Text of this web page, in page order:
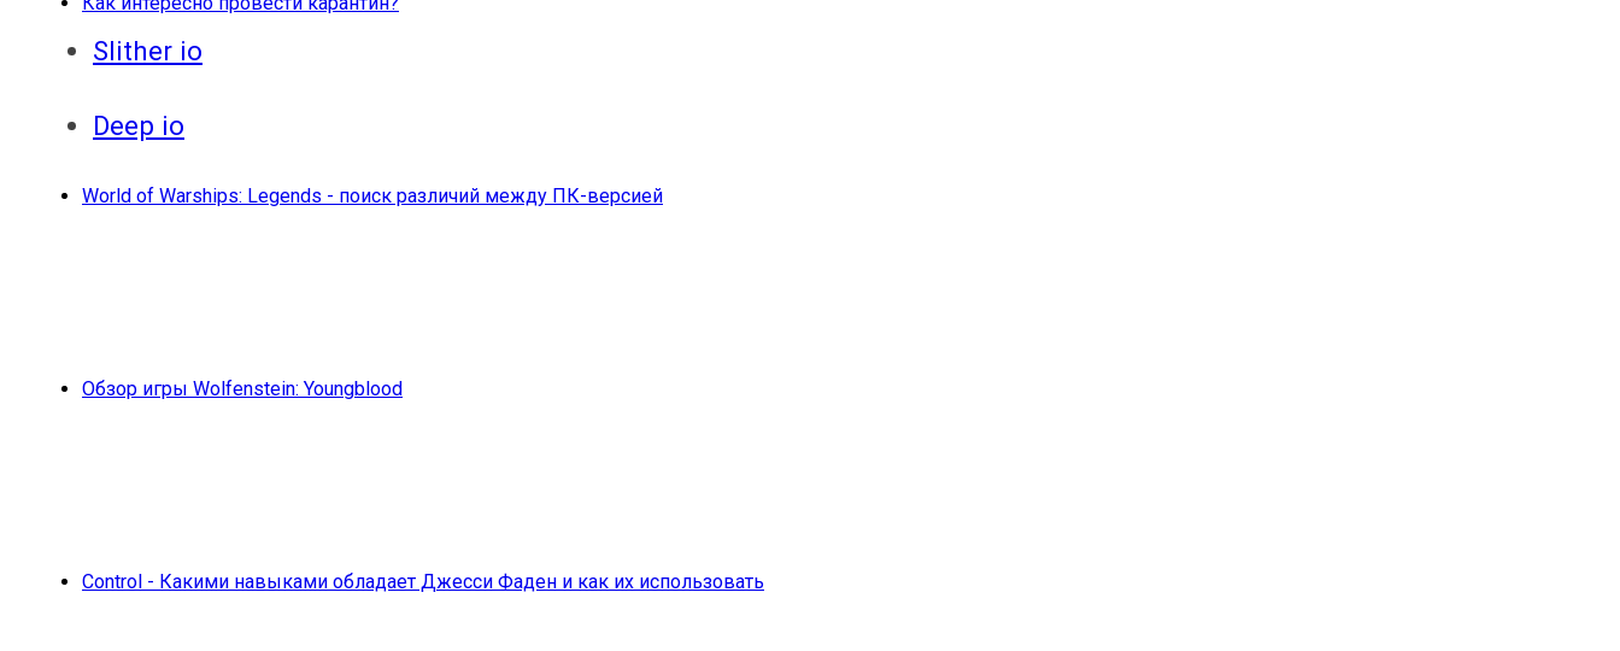
Slither io
Deep io
World of Warships: Legends - поиск различий между ПК-версией
Обзор игры Wolfenstein: Youngblood
Control - Какими навыками обладает Джесси Фаден и как их использовать